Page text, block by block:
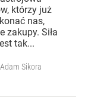
którzy już
nas,
zakupy. Siła
tak...
Adam Sikora